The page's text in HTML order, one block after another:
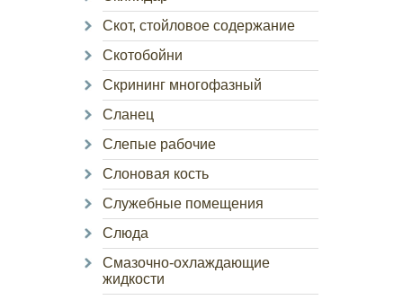
Скот, стойловое содержание
Скотобойни
Скрининг многофазный
Сланец
Слепые рабочие
Слоновая кость
Служебные помещения
Слюда
Смазочно-охлаждающие
жидкости